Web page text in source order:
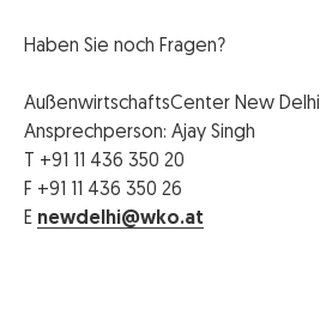
Haben Sie noch Fragen?
AußenwirtschaftsCenter New Delhi
Ansprechperson: Ajay Singh
T +91 11 436 350 20
F +91 11 436 350 26
E newdelhi@wko.at